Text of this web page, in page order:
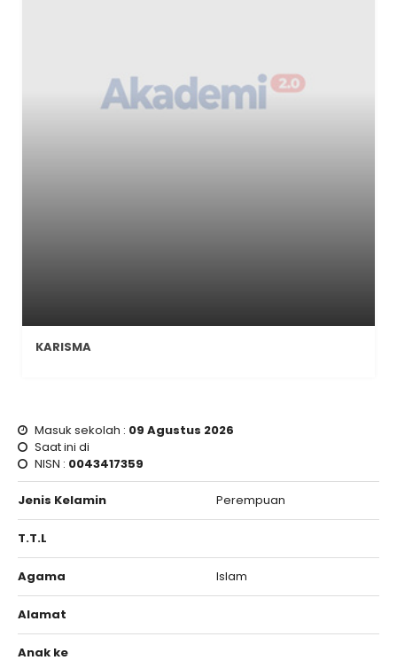
KARISMA
Masuk sekolah : 09 Agustus 2026
Saat ini di
NISN : 0043417359
Jenis Kelamin Perempuan
T.T.L
Agama Islam
Alamat
Anak ke